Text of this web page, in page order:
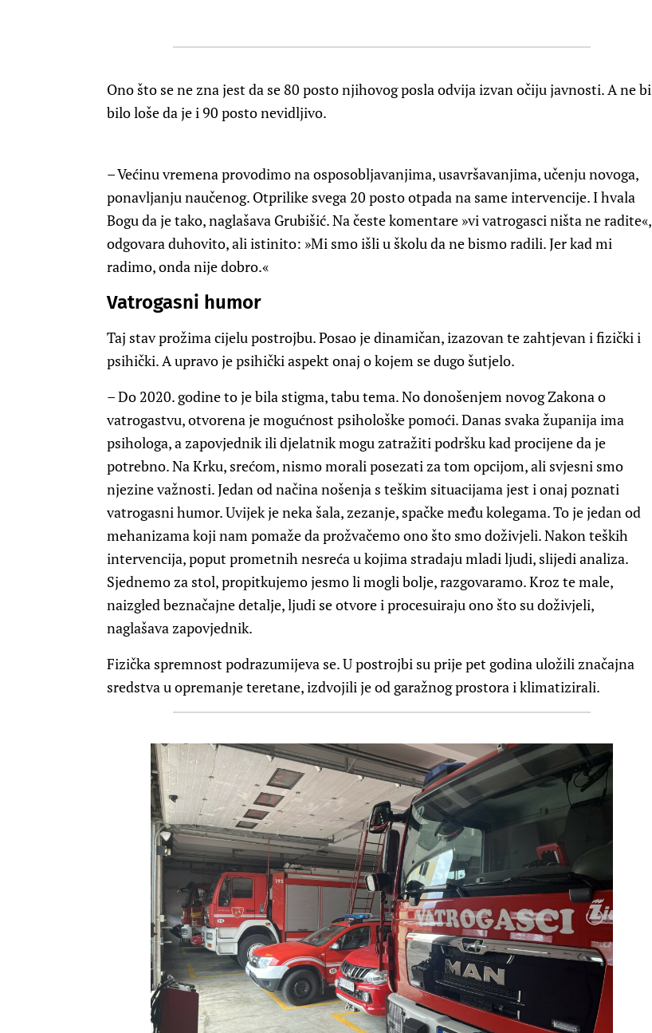
Ono što se ne zna jest da se 80 posto njihovog posla odvija izvan očiju javnosti. A ne bi
bilo loše da je i 90 posto nevidljivo.
– Većinu vremena provodimo na osposobljavanjima, usavršavanjima, učenju novoga,
ponavljanju naučenog. Otprilike svega 20 posto otpada na same intervencije. I hvala
Bogu da je tako, naglašava Grubišić. Na česte komentare »vi vatrogasci ništa ne radite«,
odgovara duhovito, ali istinito: »Mi smo išli u školu da ne bismo radili. Jer kad mi
radimo, onda nije dobro.«
Vatrogasni humor
Taj stav prožima cijelu postrojbu. Posao je dinamičan, izazovan te zahtjevan i fizički i
psihički. A upravo je psihički aspekt onaj o kojem se dugo šutjelo.
– Do 2020. godine to je bila stigma, tabu tema. No donošenjem novog Zakona o
vatrogastvu, otvorena je mogućnost psihološke pomoći. Danas svaka županija ima
psihologa, a zapovjednik ili djelatnik mogu zatražiti podršku kad procijene da je
potrebno. Na Krku, srećom, nismo morali posezati za tom opcijom, ali svjesni smo
njezine važnosti. Jedan od načina nošenja s teškim situacijama jest i onaj poznati
vatrogasni humor. Uvijek je neka šala, zezanje, spačke među kolegama. To je jedan od
mehanizama koji nam pomaže da prožvačemo ono što smo doživjeli. Nakon teških
intervencija, poput prometnih nesreća u kojima stradaju mladi ljudi, slijedi analiza.
Sjednemo za stol, propitkujemo jesmo li mogli bolje, razgovaramo. Kroz te male,
naizgled beznačajne detalje, ljudi se otvore i procesuiraju ono što su doživjeli,
naglašava zapovjednik.
Fizička spremnost podrazumijeva se. U postrojbi su prije pet godina uložili značajna
sredstva u opremanje teretane, izdvojili je od garažnog prostora i klimatizirali.